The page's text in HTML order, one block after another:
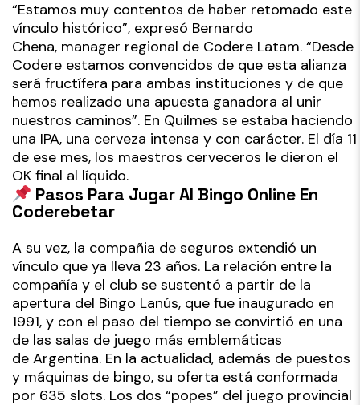
“Estamos muy contentos de haber retomado este
vínculo histórico”, expresó Bernardo
Chena, manager regional de Codere Latam. “Desde
Codere estamos convencidos de que esta alianza
será fructífera para ambas instituciones y de que
hemos realizado una apuesta ganadora al unir
nuestros caminos”. En Quilmes se estaba haciendo
una IPA, una cerveza intensa y con carácter. El día 11
de ese mes, los maestros cerveceros le dieron el
OK final al líquido.
Pasos Para Jugar Al Bingo Online En
Coderebetar
A su vez, la compañia de seguros extendió un
vínculo que ya lleva 23 años. La relación entre la
compañía y el club se sustentó a partir de la
apertura del Bingo Lanús, que fue inaugurado en
1991, y con el paso del tiempo se convirtió en una
de las salas de juego más emblemáticas
de Argentina. En la actualidad, además de puestos
y máquinas de bingo, su oferta está conformada
por 635 slots. Los dos “popes” del juego provincial